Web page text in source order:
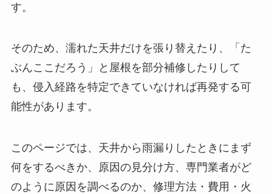
す。
そのため、濡れた天井だけを張り替えたり、「た
ぶんここだろう」と屋根を部分補修したりして
も、侵入経路を特定できていなければ再発する可
能性があります。
このページでは、天井から雨漏りしたときにまず
何をするべきか、原因の見分け方、専門業者がど
のように原因を調べるのか、修理方法・費用・火